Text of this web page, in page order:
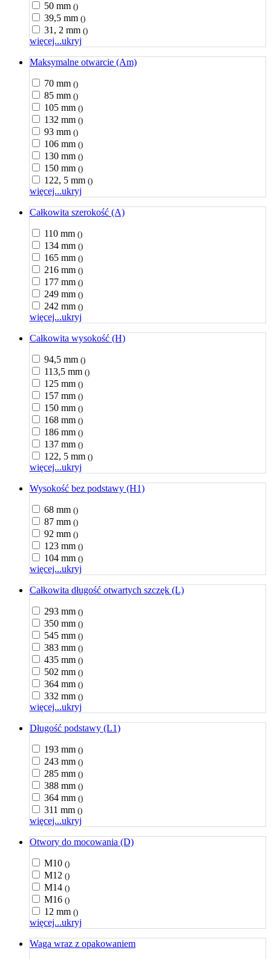
50 mm ()
39,5 mm ()
31, 2 mm ()
więcej...ukryj
Maksymalne otwarcie (Am)
70 mm ()
85 mm ()
105 mm ()
132 mm ()
93 mm ()
106 mm ()
130 mm ()
150 mm ()
122, 5 mm ()
więcej...ukryj
Całkowita szerokość (A)
110 mm ()
134 mm ()
165 mm ()
216 mm ()
177 mm ()
249 mm ()
242 mm ()
więcej...ukryj
Całkowita wysokość (H)
94,5 mm ()
113,5 mm ()
125 mm ()
157 mm ()
150 mm ()
168 mm ()
186 mm ()
137 mm ()
122, 5 mm ()
więcej...ukryj
Wysokość bez podstawy (H1)
68 mm ()
87 mm ()
92 mm ()
123 mm ()
104 mm ()
więcej...ukryj
Całkowita długość otwartych szczęk (L)
293 mm ()
350 mm ()
545 mm ()
383 mm ()
435 mm ()
502 mm ()
364 mm ()
332 mm ()
więcej...ukryj
Długość podstawy (L1)
193 mm ()
243 mm ()
285 mm ()
388 mm ()
364 mm ()
311 mm ()
więcej...ukryj
Otwory do mocowania (D)
M10 ()
M12 ()
M14 ()
M16 ()
12 mm ()
więcej...ukryj
Waga wraz z opakowaniem